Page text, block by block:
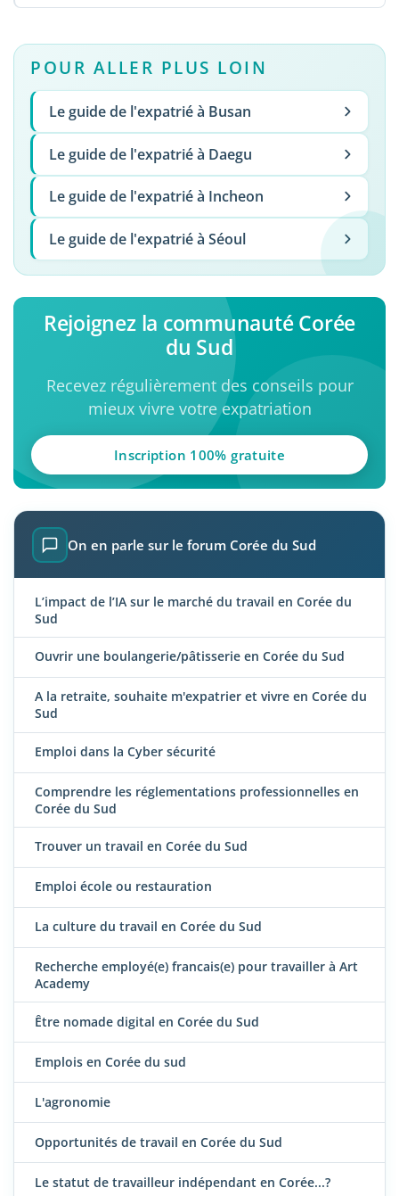
POUR ALLER PLUS LOIN
Le guide de l'expatrié à Busan
Le guide de l'expatrié à Daegu
Le guide de l'expatrié à Incheon
Le guide de l'expatrié à Séoul
Rejoignez la communauté Corée
du Sud
Recevez régulièrement des conseils pour
mieux vivre votre expatriation
Inscription 100% gratuite
On en parle sur le forum Corée du Sud
L’impact de l’IA sur le marché du travail en Corée du
Sud
Ouvrir une boulangerie/pâtisserie en Corée du Sud
A la retraite, souhaite m'expatrier et vivre en Corée du
Sud
Emploi dans la Cyber sécurité
Comprendre les réglementations professionnelles en
Corée du Sud
Trouver un travail en Corée du Sud
Emploi école ou restauration
La culture du travail en Corée du Sud
Recherche employé(e) francais(e) pour travailler à Art
Academy
Être nomade digital en Corée du Sud
Emplois en Corée du sud
L'agronomie
Opportunités de travail en Corée du Sud
Le statut de travailleur indépendant en Corée...?